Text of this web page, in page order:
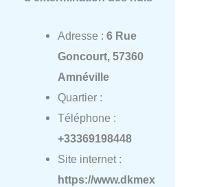
Adresse : 6 Rue
Goncourt, 57360
Amnéville
Quartier :
Téléphone :
+33369198448
Site internet :
https://www.dkmex